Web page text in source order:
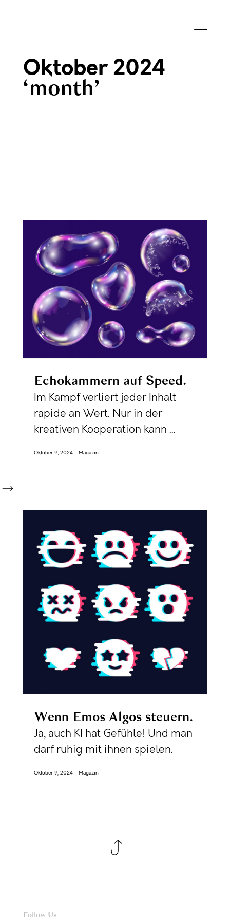
Oktober 2024
month
Echokammern auf Speed
Im Kampf verliert jeder Inhalt
rapide an Wert. Nur in der
kreativen Kooperation kann ...
Oktober 9, 2024 Magazin
Wenn Emos Algos steuern
Ja, auch KI hat Gefühle! Und man
darf ruhig mit ihnen spielen.
Oktober 9, 2024 Magazin
Follow Us